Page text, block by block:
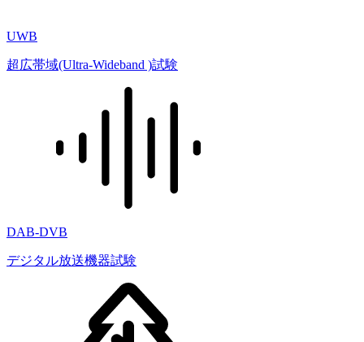
UWB
超広帯域(Ultra-Wideband )試験
DAB-DVB
デジタル放送機器試験